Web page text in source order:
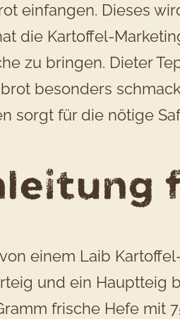
einfangen. Dieses
die Kartoffel-
zu bringen. Dieter
besonders
sorgt für die nötige
einem Laib
und ein Hauptteig
frische Hefe mit